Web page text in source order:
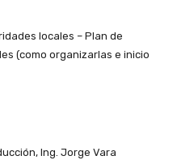
locales – Plan de
(como organizarlas e inicio
Ing. Jorge Vara